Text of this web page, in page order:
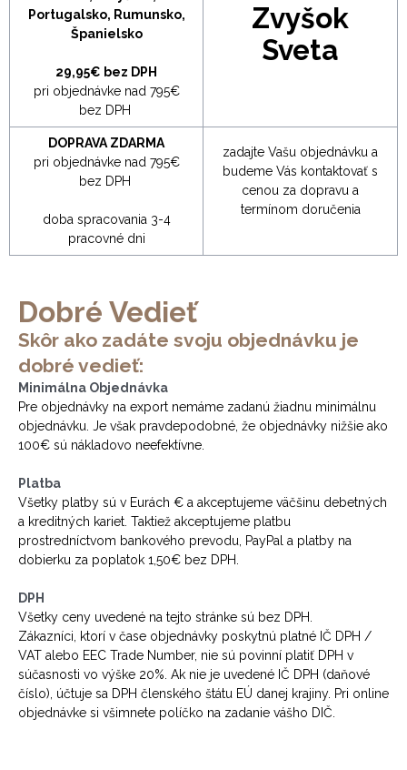
Portugalsko, Rumunsko,
Španielsko
29,95€ bez DPH
pri objednávke nad 795€
bez DPH
Zvyšok
Sveta
DOPRAVA ZDARMA
pri objednávke nad 795€
bez DPH
doba spracovania 3-4
pracovné dni
zadajte Vašu objednávku a
budeme Vás kontaktovať s
cenou za dopravu a
termínom doručenia
Dobré Vedieť
Skôr ako zadáte svoju objednávku je
dobré vedieť:
Minimálna Objednávka
Pre objednávky na export nemáme zadanú žiadnu minimálnu
objednávku. Je však pravdepodobné, že objednávky nižšie ako
100€ sú nákladovo neefektívne.
Platba
Všetky platby sú v Eurách € a akceptujeme väčšinu debetných
a kreditných kariet. Taktiež akceptujeme platbu
prostredníctvom bankového prevodu, PayPal a platby na
dobierku za poplatok 1,50€ bez DPH.
DPH
Všetky ceny uvedené na tejto stránke sú bez DPH.
Zákazníci, ktorí v čase objednávky poskytnú platné IČ DPH /
VAT alebo EEC Trade Number, nie sú povinní platiť DPH v
súčasnosti vo výške 20%. Ak nie je uvedené IČ DPH (daňové
číslo), účtuje sa DPH členského štátu EÚ danej krajiny. Pri online
objednávke si všimnete políčko na zadanie vášho DIČ.